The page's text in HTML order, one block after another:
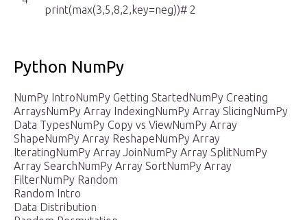
print(max(3,5,8,2,key=neg))# 2
Python NumPy
NumPy IntroNumPy Getting StartedNumPy Creating
ArraysNumPy Array IndexingNumPy Array SlicingNumPy
Data TypesNumPy Copy vs ViewNumPy Array
ShapeNumPy Array ReshapeNumPy Array
IteratingNumPy Array JoinNumPy Array SplitNumPy
Array SearchNumPy Array SortNumPy Array
FilterNumPy Random
Random Intro
Data Distribution